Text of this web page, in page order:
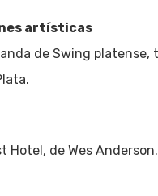
artísticas
de Swing platense,
Hotel, de Wes